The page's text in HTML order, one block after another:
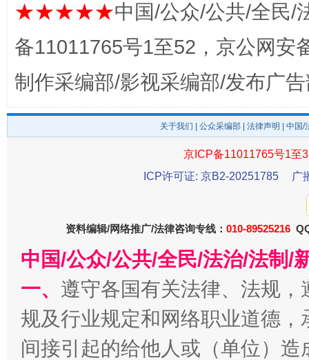
★★★★★中国/公众/公共/全民/
备11011765号1至52，京公网安
制作采编部/影视采编部/发布广
关于我们 公众采编部 法律声明 | 中国
京ICP备11011765号1至
ICP许可证: 京B2-20251785
广
资料编辑/网络推广/法律咨询专线： 010-89525216
中国/公众/公共/全民/法治/法制/
一、 遵守各国有关法律、法规
规及行业规定和网络职业道德
间接引起的给他人或（单位）